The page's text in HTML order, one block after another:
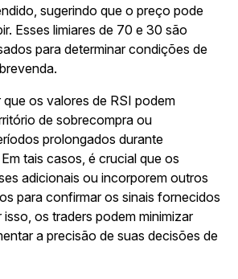
sugerindo que o preço pode
Esses limiares de 70 e 30 são
para determinar condições de
os valores de RSI podem
de sobrecompra ou
prolongados durante
tais casos, é crucial que os
adicionais ou incorporem outros
para confirmar os sinais fornecidos
os traders podem minimizar
a precisão de suas decisões de